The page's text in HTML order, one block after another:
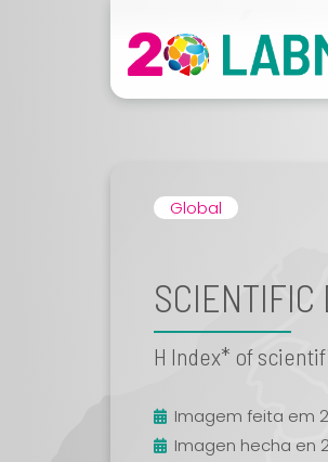
Global
SCIENTIFIC
H Index* of
Imagem feita em
Imagen hecha en